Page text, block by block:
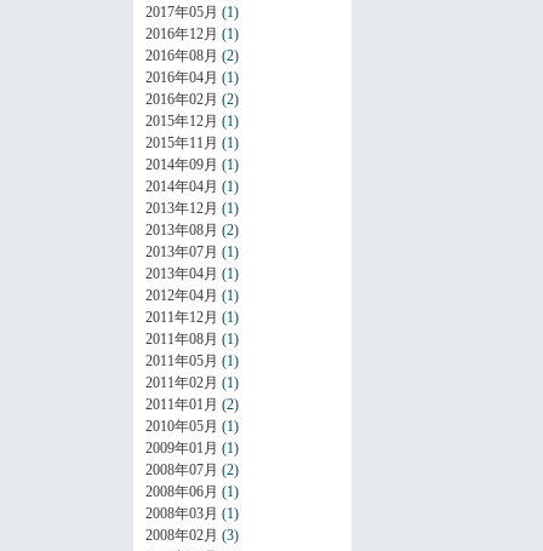
2017年05月 (1)
2016年12月 (1)
2016年08月 (2)
2016年04月 (1)
2016年02月 (2)
2015年12月 (1)
2015年11月 (1)
2014年09月 (1)
2014年04月 (1)
2013年12月 (1)
2013年08月 (2)
2013年07月 (1)
2013年04月 (1)
2012年04月 (1)
2011年12月 (1)
2011年08月 (1)
2011年05月 (1)
2011年02月 (1)
2011年01月 (2)
2010年05月 (1)
2009年01月 (1)
2008年07月 (2)
2008年06月 (1)
2008年03月 (1)
2008年02月 (3)